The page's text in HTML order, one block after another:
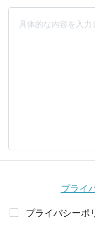
プライ
プライバシーポ